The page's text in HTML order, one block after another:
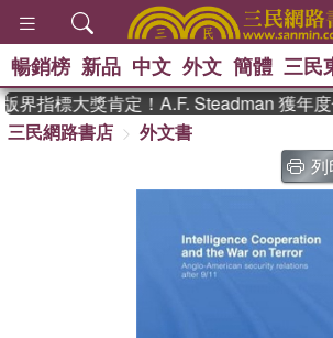
The Odyssey
史是一群喵 、
偉大的迷走神經
暢銷榜 新品 中文 外文 簡體 三民
指標大獎肯定！A.F. Steadman 獲年度
三民網路書店
外文書
列